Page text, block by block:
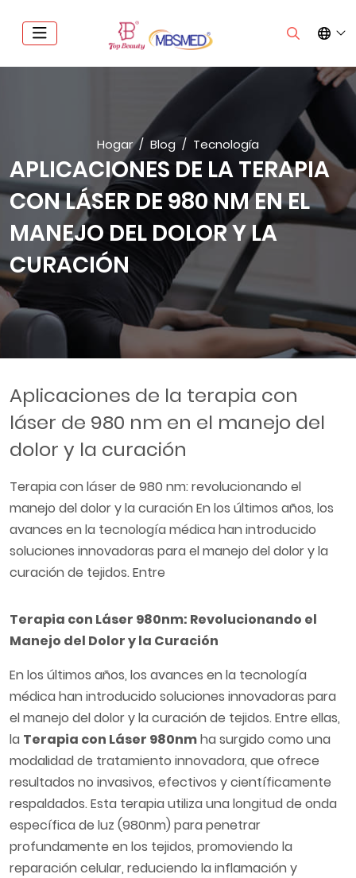
Hogar Blog Tecnología
APLICACIONES DE LA TERAPIA
CON LÁSER DE 980 NM EN EL
MANEJO DEL DOLOR Y LA
CURACIÓN
Aplicaciones de la terapia con
láser de 980 nm en el manejo del
dolor y la curación
Terapia con láser de 980 nm: revolucionando el
manejo del dolor y la curación En los últimos años, los
avances en la tecnología médica han introducido
soluciones innovadoras para el manejo del dolor y la
curación de tejidos. Entre
Terapia con Láser 980nm: Revolucionando el
Manejo del Dolor y la Curación
En los últimos años, los avances en la tecnología
médica han introducido soluciones innovadoras para
el manejo del dolor y la curación de tejidos. Entre ellas,
la Terapia con Láser 980nmha surgido como una
modalidad de tratamiento innovadora, que ofrece
resultados no invasivos, efectivos y científicamente
respaldados. Esta terapia utiliza una longitud de onda
específica de luz (980nm) para penetrar
profundamente en los tejidos, promoviendo la
reparación celular, reduciendo la inflamación y